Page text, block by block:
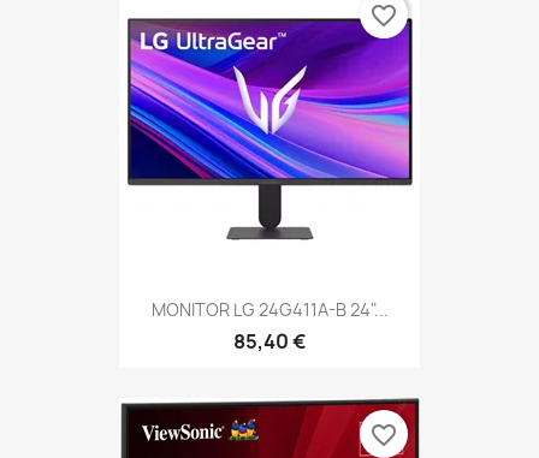
MONITOR LG 24G411A-B 24"...
85,40 €
favorite_border
favorite_border